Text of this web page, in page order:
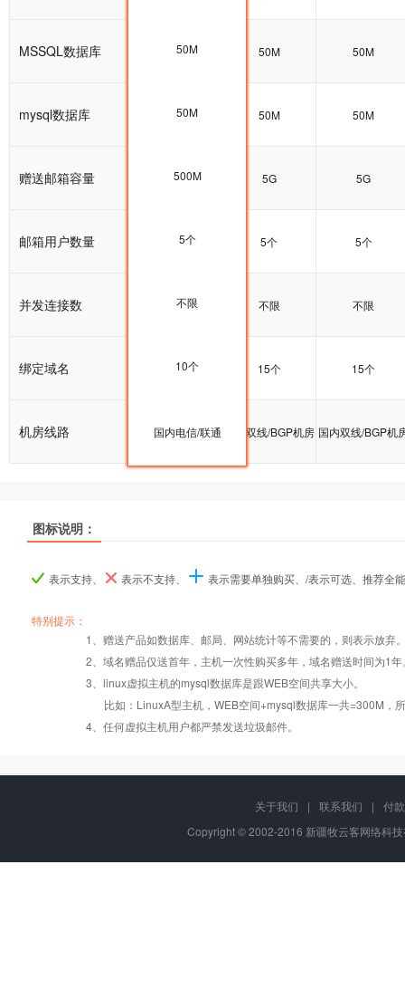
MSSQL数据库 50M 50M 50M
mysql数据库 100M 50M 50M
赠送邮箱容量 5G 5G 5G
邮箱用户数量 5个 5个 5个
并发连接数 不限 不限 不限
绑定域名 10个 15个 15个
机房线路 国内双线/BGP机房 国内双线/BGP机房 国内双线/BGP机
50M
50M
500M
5个
不限
10个
国内电信/联通
产品名称
Windows2008 Windows2008 Windows2008
版本:5.2.17/
产品名称
错误页面定义
产品名称
数据定期备份
数据自助恢复
图标说明：
表示支持、 表示不支持、 表示需要单独购买、/表示可选、推荐全
特别提示：
1、赠送产品如数据库、邮局、网站统计等不需要的，则表示放弃
2、域名赠品仅送首年，主机一次性购买多年，域名赠送时间为1年
3、linux虚拟主机的mysql数据库是跟WEB空间共享大小。
比如：LinuxA型主机，WEB空间+mysql数据库一共=300M，
4、任何虚拟主机用户都严禁发送垃圾邮件。
关于我们 | 联系我们 |
付
Copyright © 2002-2016 新疆牧云客网络科